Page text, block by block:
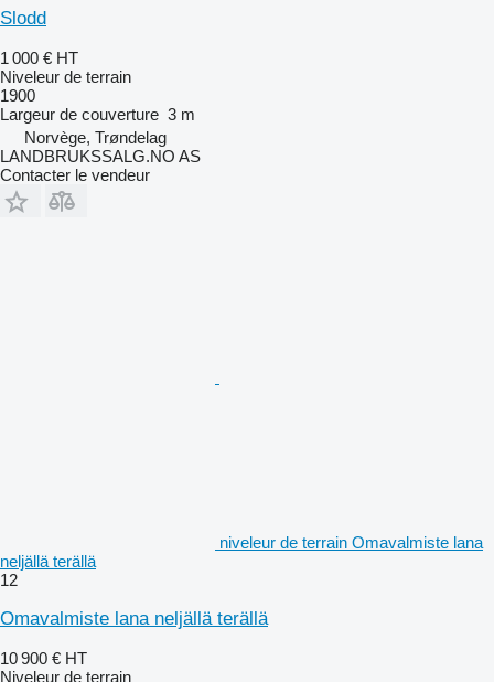
Slodd
1 000 € HT
Niveleur de terrain
1900
Largeur de couverture 3 m
Norvège, Trøndelag
LANDBRUKSSALG.NO AS
Contacter le vendeur
niveleur de terrain Omavalmiste lana
neljällä terällä
12
Omavalmiste lana neljällä terällä
10 900 € HT
Niveleur de terrain